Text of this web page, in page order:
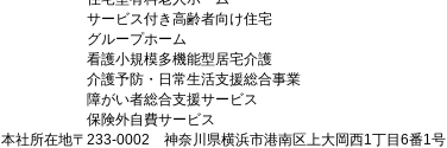
サービス付き高齢者向け住宅
グループホーム
看護小規模多機能型居宅介護
介護予防・日常生活支援総合事業
障がい者総合支援サービス
保険外自費サービス
本社所在地〒233-0002 神奈川県横浜市港南区上大岡西1丁目6番1号